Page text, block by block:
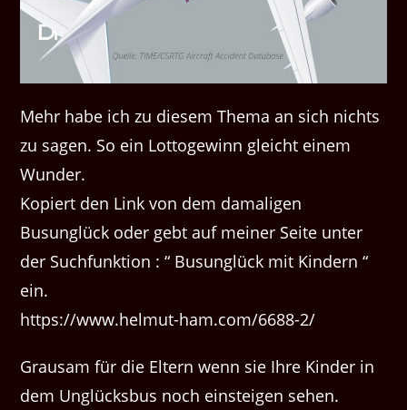
Mehr habe ich zu diesem Thema an sich nichts
zu sagen. So ein Lottogewinn gleicht einem
Wunder.
Kopiert den Link von dem damaligen
Busunglück oder gebt auf meiner Seite unter
der Suchfunktion : “ Busunglück mit Kindern “
ein.
https://www.helmut-ham.com/6688-2/
Grausam für die Eltern wenn sie Ihre Kinder in
dem Unglücksbus noch einsteigen sehen.